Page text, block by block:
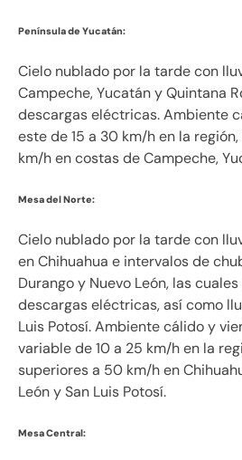
Península de Yucatán:
Cielo nublado por la tarde con
Campeche, Yucatán y Quintana
descargas eléctricas. Ambiente
este de 15 a 30 km/h en la
km/h en costas de Campeche,
Mesa del Norte:
Cielo nublado por la tarde con
en Chihuahua e intervalos de
Durango y Nuevo León, las
descargas eléctricas, así como
Luis Potosí. Ambiente cálido y
variable de 10 a 25 km/h en la
superiores a 50 km/h en
León y San Luis Potosí.
Mesa Central: